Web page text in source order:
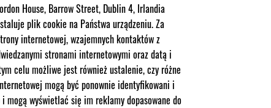
House, Barrow Street, Dublin 4, Irlandia
plik cookie na Państwa urządzeniu. Za
internetowej, wzajemnych kontaktów z
stronami internetowymi oraz datą i
celu możliwe jest również ustalenie, czy różne
mogą być ponownie identyfikowani i
mogą wyświetlać się im reklamy dopasowane do